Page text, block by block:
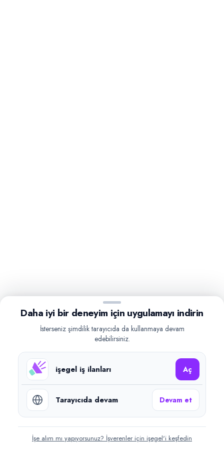
Daha iyi bir deneyim için uygulamayı indirin
İsterseniz şimdilik tarayıcıda da kullanmaya devam
edebilirsiniz.
işegel iş ilanları Aç
Tarayıcıda devam Devam et
İşe alım mı yapıyorsunuz? İşverenler için işegel'i keşfedin